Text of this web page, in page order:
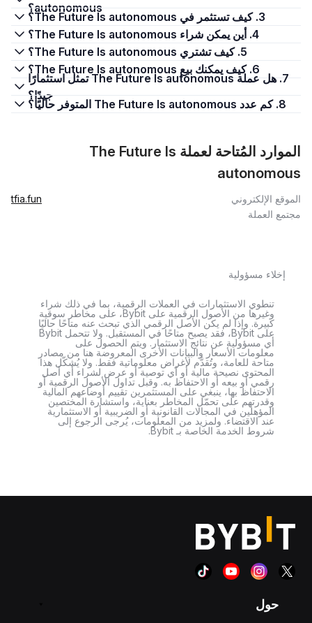
autonomous؟
3. كيف تستثمر في The Future Is autonomous؟
4. أين يمكن شراء The Future Is autonomous؟
5. كيف تشتري The Future Is autonomous؟
6. كيف يمكنك بيع The Future Is autonomous؟
7. هل عملة The Future Is autonomous تمثل استثمارًا
جيدًا؟
8. كم عدد The Future Is autonomous المتوفر حاليًا؟
الموارد المُتاحة لعملة The Future Is
autonomous
الموقع الإلكتروني
tfia.fun
مجتمع العملة
إخلاء مسؤولية
تنطوي الاستثمارات في العملات الرقمية، بما في ذلك شراء
وغيرها من الأصول الرقمية على Bybit، على مخاطر سوقية
كبيرة. وإذا لم يكن الأصل الرقمي الذي تبحث عنه متاحًا حاليًا
على Bybit، فقد يصبح متاحًا في المستقبل. ولا تتحمل Bybit
أي مسؤولية عن نتائج الاستثمار. ويتم الحصول على
معلومات الأسعار والبيانات الأخرى المعروضة هنا من مصادر
متاحة للعامة، وتُقدَّم لأغراض معلوماتية فقط. ولا يُشكّل هذا
المحتوى نصيحة مالية أو أي توصية أو عرض لشراء أي أصل
رقمي أو بيعه أو الاحتفاظ به. وقبل تداول الأصول الرقمية أو
الاحتفاظ بها، ينبغي على المستثمرين تقييم أوضاعهم المالية
وقدرتهم على تحمّل المخاطر بعناية، واستشارة المختصين
المؤهلين في المجالات القانونية أو الضريبية أو الاستثمارية
عند الاقتضاء. ولمزيد من المعلومات، يُرجى الرجوع إلى
شروط الخدمة الخاصة بـ Bybit.
حول